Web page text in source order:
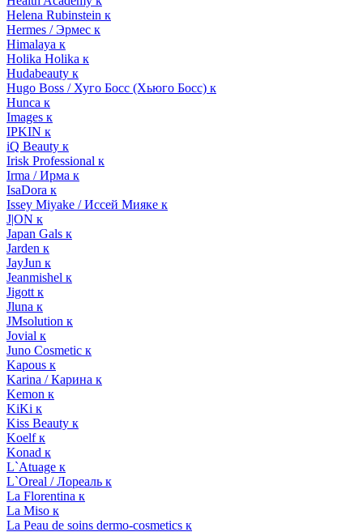
Helena Rubinstein к
Hermes / Эрмес к
Himalaya к
Holika Holika к
Hudabeauty к
Hugo Boss / Хуго Босс (Хьюго Босс) к
Hunca к
Images к
IPKIN к
iQ Beauty к
Irisk Professional к
Irma / Ирма к
IsaDora к
Issey Miyake / Иссей Мияке к
J|ON к
Japan Gals к
Jarden к
JayJun к
Jeanmishel к
Jigott к
Jluna к
JMsolution к
Jovial к
Juno Cosmetic к
Kapous к
Karina / Карина к
Kemon к
KiKi к
Kiss Beauty к
Koelf к
Konad к
L`Atuage к
L`Oreal / Лореаль к
La Florentina к
La Miso к
La Peau de soins dermo-cosmetics к